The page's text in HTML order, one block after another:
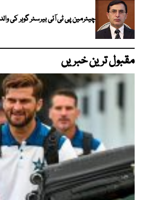
چیئرمین پی ٹی آئی بیرسٹر گوہر کی
مقبول ترین خبریں